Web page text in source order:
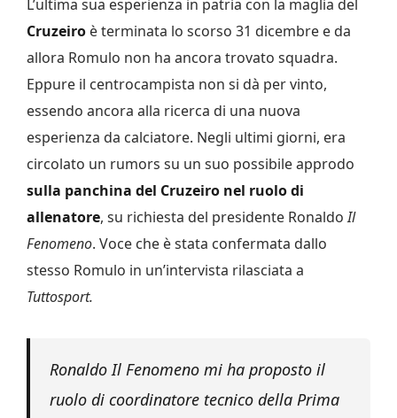
L’ultima sua esperienza in patria con la maglia del
Cruzeiro è terminata lo scorso 31 dicembre e da
allora Romulo non ha ancora trovato squadra.
Eppure il centrocampista non si dà per vinto,
essendo ancora alla ricerca di una nuova
esperienza da calciatore. Negli ultimi giorni, era
circolato un rumors su un suo possibile approdo
sulla panchina del Cruzeiro nel ruolo di
allenatore, su richiesta del presidente RonaldoIl
Fenomeno. Voce che è stata confermata dallo
stesso Romulo in un’intervista rilasciata a
Tuttosport.
Ronaldo Il Fenomeno mi ha proposto il
ruolo di coordinatore tecnico della Prima